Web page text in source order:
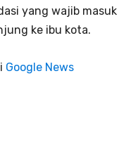
yang wajib masuk
ke ibu kota.
Google News